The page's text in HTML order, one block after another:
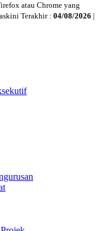
atau Chrome yang
Terakhir : 04/08/2026 |